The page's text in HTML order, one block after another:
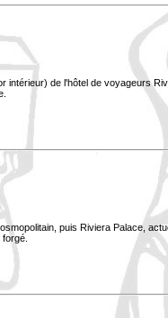
intérieur) de l'hôtel de voyageurs
puis Riviera Palace,